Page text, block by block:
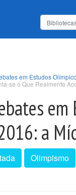
em Estudos
se o Que Realmente
a
Olimpismo